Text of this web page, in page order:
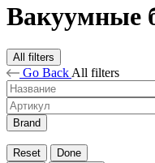
All filters
Go Back All filters
Brand
Reset
Done